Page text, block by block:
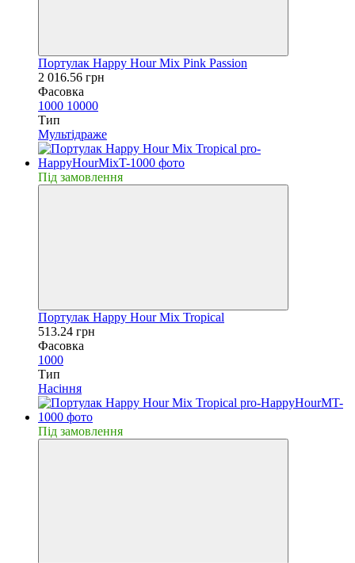
Портулак Happy Hour Mix Pink Passion
2 016.56 грн
Фасовка
1000 10000
Тип
Мультідраже
Пiд замовлення
Портулак Happy Hour Mix Tropical
513.24 грн
Фасовка
1000
Тип
Насiння
Пiд замовлення